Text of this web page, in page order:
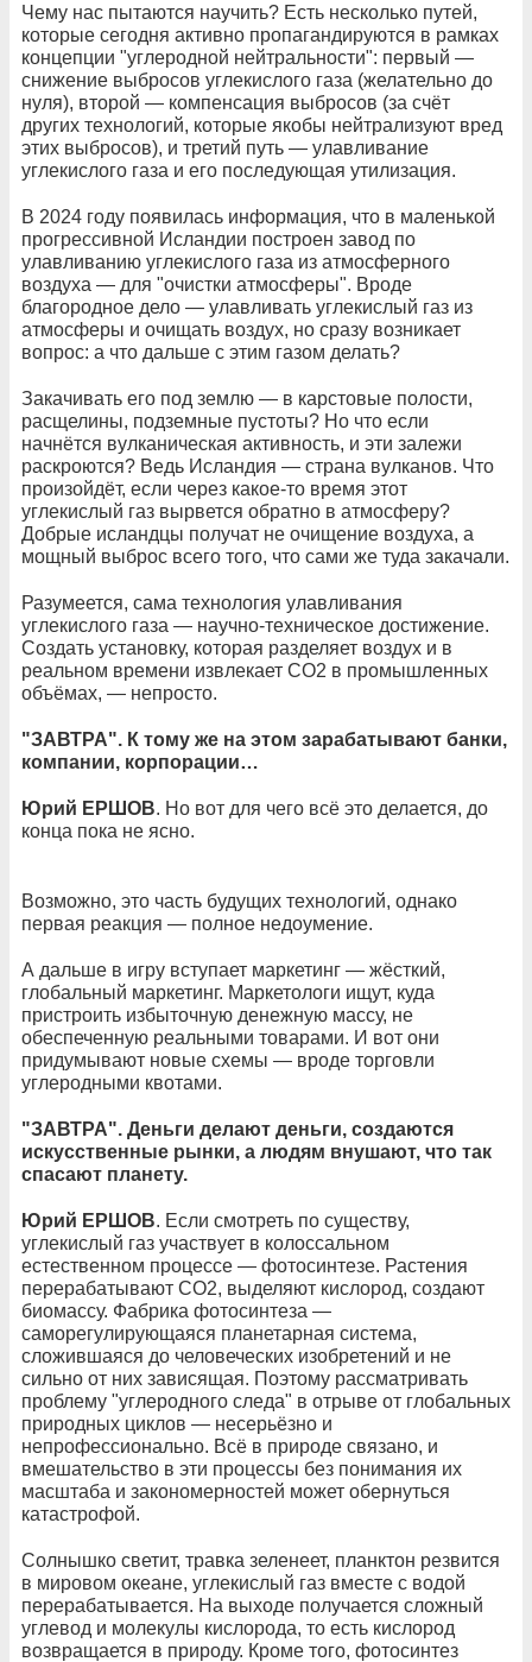
Чему нас пытаются научить? Есть несколько путей,
которые сегодня активно пропагандируются в рамках
концепции "углеродной нейтральности": первый —
снижение выбросов углекислого газа (желательно до
нуля), второй — компенсация выбросов (за счёт
других технологий, которые якобы нейтрализуют вред
этих выбросов), и третий путь — улавливание
углекислого газа и его последующая утилизация.
В 2024 году появилась информация, что в маленькой
прогрессивной Исландии построен завод по
улавливанию углекислого газа из атмосферного
воздуха — для "очистки атмосферы". Вроде
благородное дело — улавливать углекислый газ из
атмосферы и очищать воздух, но сразу возникает
вопрос: а что дальше с этим газом делать?
Закачивать его под землю — в карстовые полости,
расщелины, подземные пустоты? Но что если
начнётся вулканическая активность, и эти залежи
раскроются? Ведь Исландия — страна вулканов. Что
произойдёт, если через какое-то время этот
углекислый газ вырвется обратно в атмосферу?
Добрые исландцы получат не очищение воздуха, а
мощный выброс всего того, что сами же туда закачали.
Разумеется, сама технология улавливания
углекислого газа — научно-техническое достижение.
Создать установку, которая разделяет воздух и в
реальном времени извлекает CO2 в промышленных
объёмах, — непросто.
"ЗАВТРА". К тому же на этом зарабатывают банки,
компании, корпорации…
Юрий ЕРШОВ. Но вот для чего всё это делается, до
конца пока не ясно.
Возможно, это часть будущих технологий, однако
первая реакция — полное недоумение.
А дальше в игру вступает маркетинг — жёсткий,
глобальный маркетинг. Маркетологи ищут, куда
пристроить избыточную денежную массу, не
обеспеченную реальными товарами. И вот они
придумывают новые схемы — вроде торговли
углеродными квотами.
"ЗАВТРА". Деньги делают деньги, создаются
искусственные рынки, а людям внушают, что так
спасают планету.
Юрий ЕРШОВ. Если смотреть по существу,
углекислый газ участвует в колоссальном
естественном процессе — фотосинтезе. Растения
перерабатывают CO2, выделяют кислород, создают
биомассу. Фабрика фотосинтеза —
саморегулирующаяся планетарная система,
сложившаяся до человеческих изобретений и не
сильно от них зависящая. Поэтому рассматривать
проблему "углеродного следа" в отрыве от глобальных
природных циклов — несерьёзно и
непрофессионально. Всё в природе связано, и
вмешательство в эти процессы без понимания их
масштаба и закономерностей может обернуться
катастрофой.
Солнышко светит, травка зеленеет, планктон резвится
в мировом океане, углекислый газ вместе с водой
перерабатывается. На выходе получается сложный
углевод и молекулы кислорода, то есть кислород
возвращается в природу. Кроме того, фотосинтез